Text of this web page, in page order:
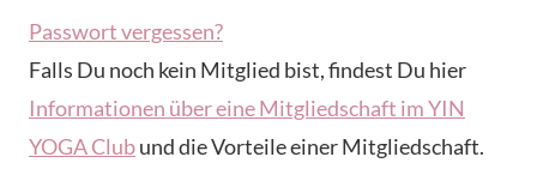
Passwort vergessen?
Falls Du noch kein Mitglied bist, findest Du hier
Informationen über eine Mitgliedschaft im YIN
YOGA Clubund die Vorteile einer Mitgliedschaft.